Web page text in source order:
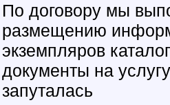
По договору мы
размещению
экземпляров
документы на
запуталась